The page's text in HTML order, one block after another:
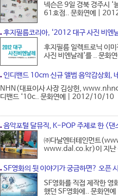
넥슨은 9일 경북 경주시 ‘
61호점.. 문화연예 |
후지필름코리아, ‘2012 대구 사진 비엔
후지필름 일렉트로닉
사진 비엔날레'를 .. 문
인디밴드 10cm 신규 앨범 음악감상회,
NHN(대표이사 사장 김상헌,
디밴드 ‘10c.. 문화연예 | 2012/10/10
음악포털 달뮤직, K-POP 주제로 한 <댄
㈜다날엔터테인먼트
www.dal.co.kr)이 지
SF영화의 뒷 이야기가 궁금하면? 오픈
SF영화를 직접 제작한 영
했던 SF영화에.. 문화